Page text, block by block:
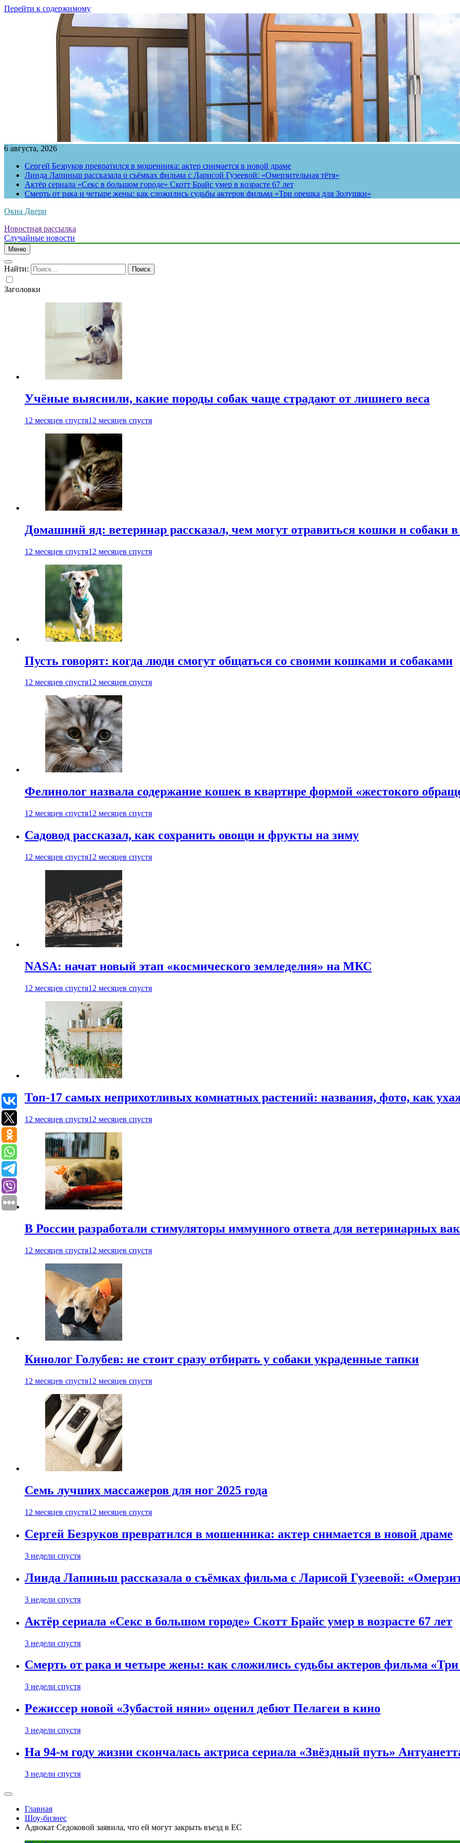
Перейти к содержимому
6 августа, 2026
Сергей Безруков превратился в мошенника: актер снимается в новой драме
Линда Лапиньш рассказала о съёмках фильма с Ларисой Гузеевой: «Омерзительная тётя»
Актёр сериала «Секс в большом городе» Скотт Брайс умер в возрасте 67 лет
Смерть от рака и четыре жены: как сложились судьбы актеров фильма «Три орешка для Золушки»
Окна Двери
Новостная рассылка
Случайные новости
Меню
Найти:
Заголовки
Учёные выяснили, какие породы собак чаще страдают от лишнего веса
12 месяцев спустя12 месяцев спустя
Домашний яд: ветеринар рассказал, чем могут отравиться кошки и собаки
12 месяцев спустя12 месяцев спустя
Пусть говорят: когда люди смогут общаться со своими кошками и собаками
12 месяцев спустя12 месяцев спустя
Фелинолог назвала содержание кошек в квартире формой «жестокого
12 месяцев спустя12 месяцев спустя
Садовод рассказал, как сохранить овощи и фрукты на зиму
12 месяцев спустя12 месяцев спустя
NASA: начат новый этап «космического земледелия» на МКС
12 месяцев спустя12 месяцев спустя
Топ-17 самых неприхотливых комнатных растений: названия, фото, как
12 месяцев спустя12 месяцев спустя
В России разработали стимуляторы иммунного ответа для ветеринарных
12 месяцев спустя12 месяцев спустя
Кинолог Голубев: не стоит сразу отбирать у собаки украденные тапки
12 месяцев спустя12 месяцев спустя
Семь лучших массажеров для ног 2025 года
12 месяцев спустя12 месяцев спустя
Сергей Безруков превратился в мошенника: актер снимается в новой драме
3 недели спустя
Линда Лапиньш рассказала о съёмках фильма с Ларисой Гузеевой:
3 недели спустя
Актёр сериала «Секс в большом городе» Скотт Брайс умер в возрасте 67 лет
3 недели спустя
Смерть от рака и четыре жены: как сложились судьбы актеров фильма
3 недели спустя
Режиссер новой «Зубастой няни» оценил дебют Пелагеи в кино
3 недели спустя
На 94-м году жизни скончалась актриса сериала «Звёздный путь»
3 недели спустя
Главная
Шоу-бизнес
Адвокат Седоковой заявила, что ей могут закрыть въезд в ЕС